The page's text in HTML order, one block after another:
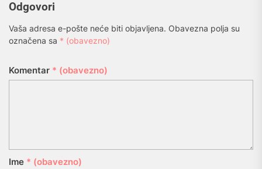
Odgovori
Vaša adresa e-pošte neće biti objavljena. Obavezna polja su
označena sa * (obavezno)
Komentar * (obavezno)
Ime * (obavezno)